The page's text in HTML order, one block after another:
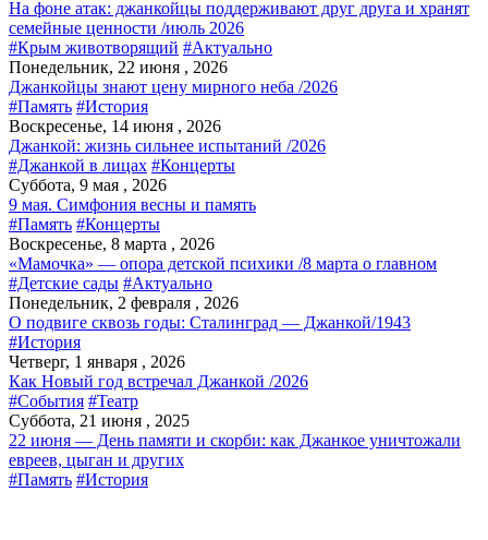
На фоне атак: джанкойцы поддерживают друг друга и хранят
семейные ценности /июль 2026
#Крым животворящий #Актуально
Понедельник, 22 июня , 2026
Джанкойцы знают цену мирного неба /2026
#Память #История
Воскресенье, 14 июня , 2026
Джанкой: жизнь сильнее испытаний /2026
#Джанкой в лицах #Концерты
Суббота, 9 мая , 2026
9 мая. Симфония весны и память
#Память #Концерты
Воскресенье, 8 марта , 2026
«Мамочка» — опора детской психики /8 марта о главном
#Детские сады #Актуально
Понедельник, 2 февраля , 2026
О подвиге сквозь годы: Сталинград — Джанкой/1943
#История
Четверг, 1 января , 2026
Как Новый год встречал Джанкой /2026
#События #Театр
Суббота, 21 июня , 2025
22 июня — День памяти и скорби: как Джанкое уничтожали
евреев, цыган и других
#Память #История